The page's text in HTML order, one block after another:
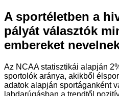
A sportéletben a
pályát választók
embereket
Az NCAA statisztikái alapján
sportolók aránya, akikből
adatok alapján sportáganként
labdarúgásban a trendtől